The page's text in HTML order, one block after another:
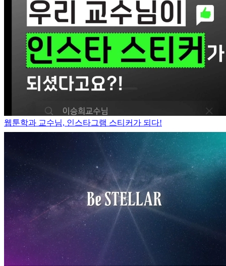
웹툰학과 교수님, 인스타그램 스티커가 되다!